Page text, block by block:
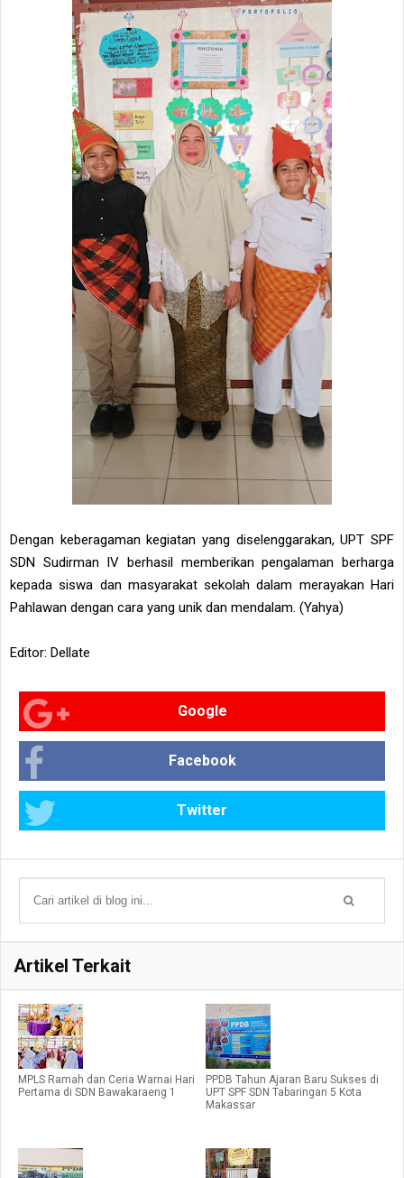
Dengan keberagaman kegiatan yang diselenggarakan, UPT SPF
SDN Sudirman IV berhasil memberikan pengalaman berharga
kepada siswa dan masyarakat sekolah dalam merayakan Hari
Pahlawan dengan cara yang unik dan mendalam. (Yahya)
Editor: Dellate
Google
Facebook
Twitter
Artikel Terkait
MPLS Ramah dan Ceria Warnai Hari
Pertama di SDN Bawakaraeng 1
PPDB Tahun Ajaran Baru Sukses di
UPT SPF SDN Tabaringan 5 Kota
Makassar